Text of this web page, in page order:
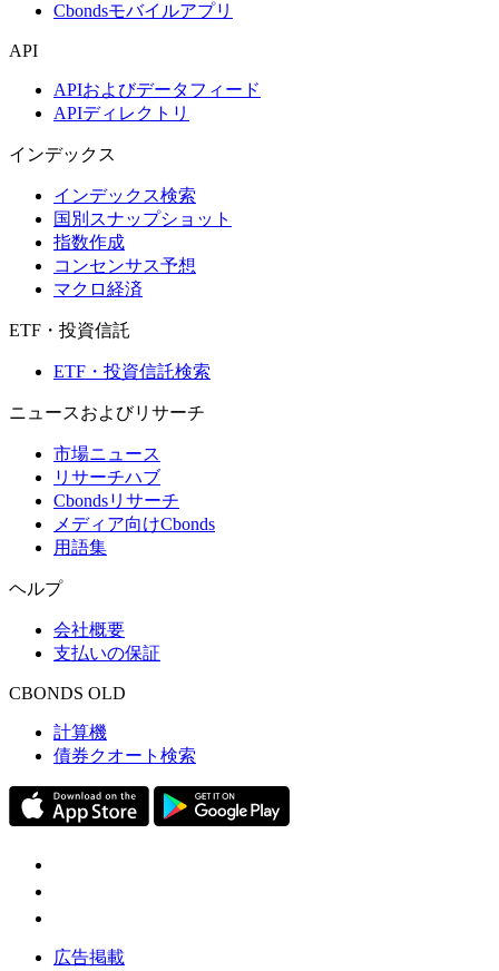
Cbondsモバイルアプリ
API
APIおよびデータフィード
APIディレクトリ
インデックス
インデックス検索
国別スナップショット
指数作成
コンセンサス予想
マクロ経済
ETF・投資信託
ETF・投資信託検索
ニュースおよびリサーチ
市場ニュース
リサーチハブ
Cbondsリサーチ
メディア向けCbonds
用語集
ヘルプ
会社概要
支払いの保証
CBONDS OLD
計算機
債券クオート検索
広告掲載